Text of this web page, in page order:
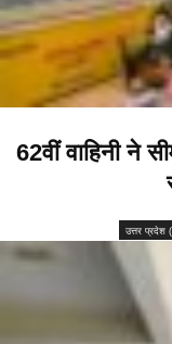
62वीं वाहिनी ने
उत्तर